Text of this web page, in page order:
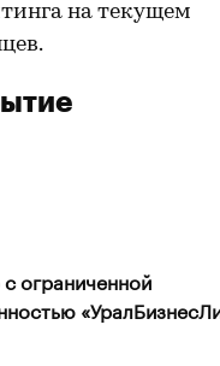
на текущем
ограниченной